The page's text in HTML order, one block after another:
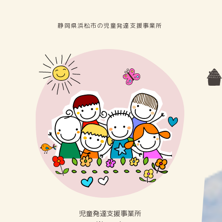
静岡県浜松市の児童発達⽀援事業所
児童発達⽀援事業所